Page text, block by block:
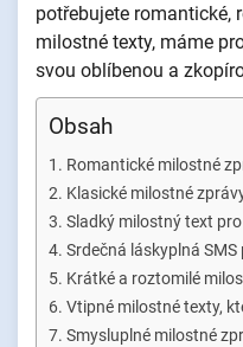
potřebujete romantické,
milostné texty, máme
svou oblíbenou a
Obsah
Romantické milostné
Klasické milostné
Sladký milostný text
Srdečná láskyplná SMS
Krátké a roztomilé
Vtipné milostné texty,
Smysluplné milostné